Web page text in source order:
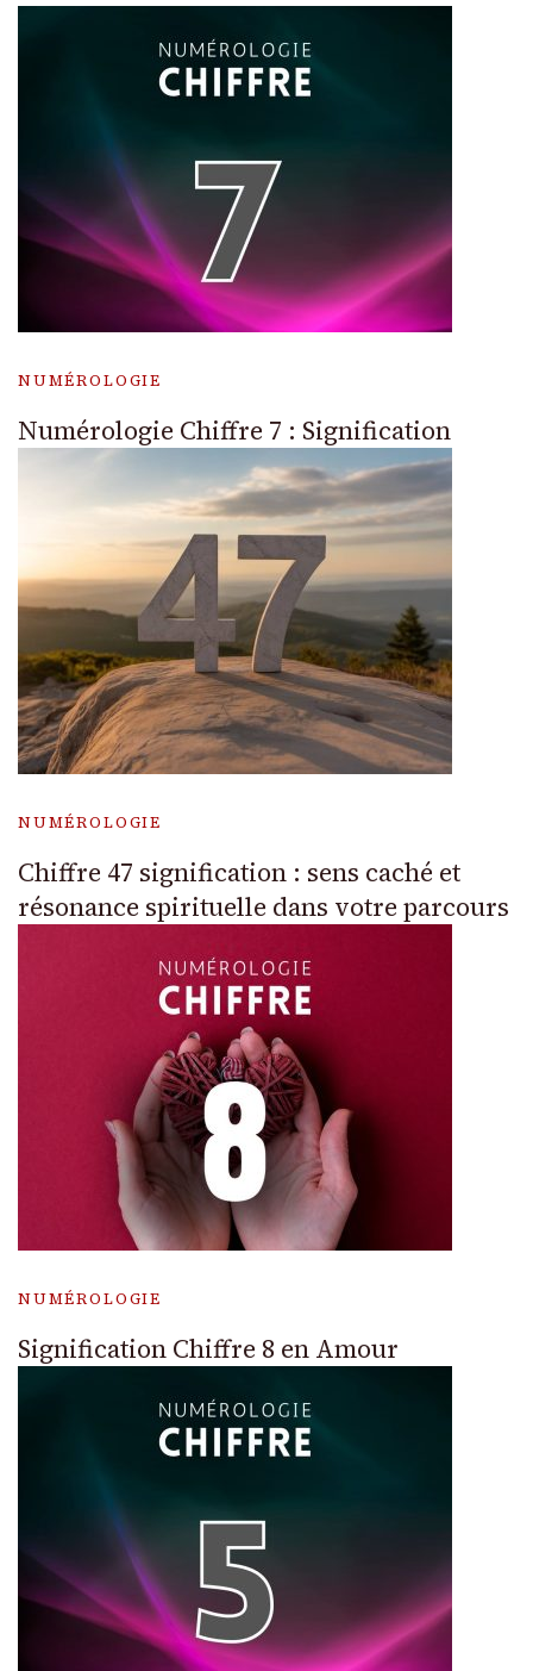
NUMÉROLOGIE
Numérologie Chiffre 7 : Signification
NUMÉROLOGIE
Chiffre 47 signification : sens caché et
résonance spirituelle dans votre parcours
NUMÉROLOGIE
Signification Chiffre 8 en Amour